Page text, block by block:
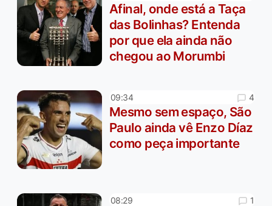
Afinal, onde está a Taça
das Bolinhas? Entenda
por que ela ainda não
chegou ao Morumbi
09:34 4
Mesmo sem espaço, São
Paulo ainda vê Enzo Díaz
como peça importante
08:29 1